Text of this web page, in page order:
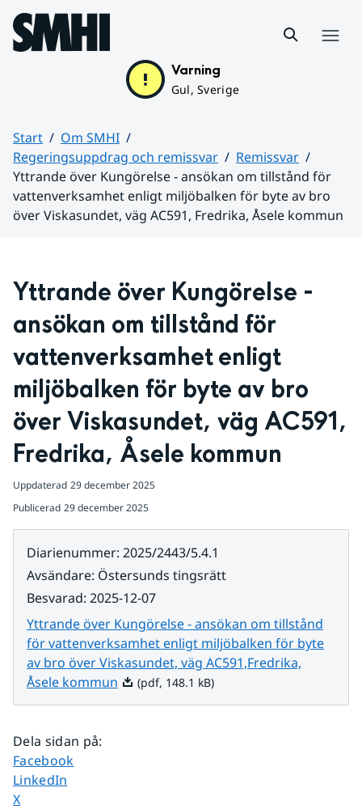
Hoppa till sidans innehåll
Varning
Gul, Sverige
Start
Om SMHI
Regeringsuppdrag och remissvar
Remissvar
Yttrande över Kungörelse - ansökan om tillstånd för
vattenverksamhet enligt miljöbalken för byte av bro
över Viskasundet, väg AC591, Fredrika, Åsele kommun
Yttrande över Kungörelse -
ansökan om tillstånd för
vattenverksamhet enligt
miljöbalken för byte av bro
över Viskasundet, väg AC591,
Fredrika, Åsele kommun
Uppdaterad 29 december 2025
Publicerad 29 december 2025
Diarienummer: 2025/2443/5.4.1
Avsändare: Östersunds tingsrätt
Besvarad: 2025-12-07
Yttrande över Kungörelse - ansökan om tillstånd
för vattenverksamhet enligt miljöbalken för byte
av bro över Viskasundet, väg AC591,Fredrika,
Åsele kommun Pdf, 148.1 kB.
(pdf, 148.1 kB)
Dela sidan på:
Dela sidan på
Facebook
Dela sidan på
LinkedIn
Dela sidan på
X